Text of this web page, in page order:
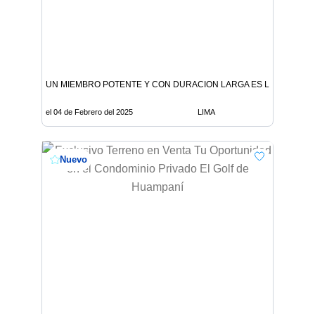
UN MIEMBRO POTENTE Y CON DURACION LARGA ES LA
el 04 de Febrero del 2025 LIMA
Nuevo